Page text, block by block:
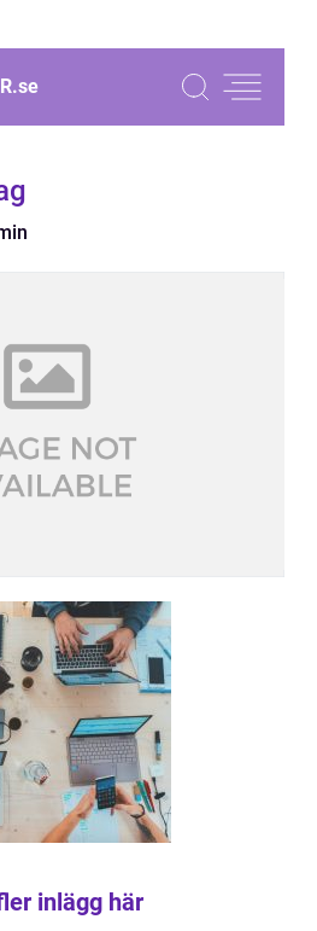
se
inlägg här